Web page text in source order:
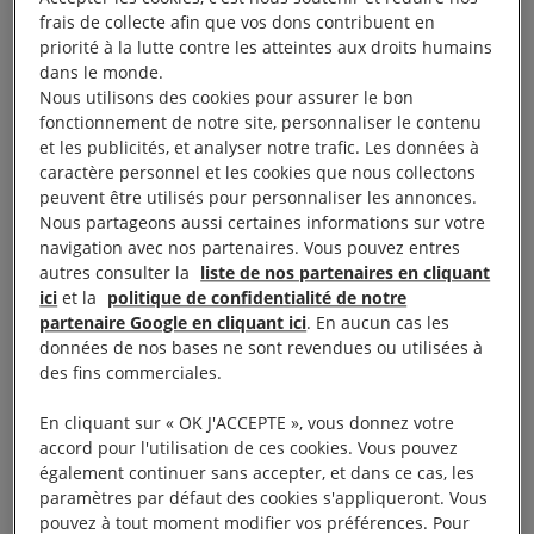
cachent des vies, des
personnes bien réelles qui ont
perdu leur foyer, leurs
proches et leurs moyens de
subsistance, et luttent pour
survivre face à la guerre,
mais aussi aux maladies et à
la famine qu’elle engendre
Tigere Chagutah, directeur régional pour l’Afrique de l’Est et
l’Afrique australe à Amnesty International
Trois années de conflit entre les Forces d’appui
rapide (FAR) et les Forces armées soudanaises
(FAS), ainsi que leurs alliés respectifs, ont engendré
frais de collecte afin que vos dons contribuent en
priorité à la lutte contre les atteintes aux droits humains
dans le monde.
Nous utilisons des cookies pour assurer le bon
fonctionnement de notre site, personnaliser le contenu
et les publicités, et analyser notre trafic. Les données à
caractère personnel et les cookies que nous collectons
peuvent être utilisés pour personnaliser les annonces.
Nous partageons aussi certaines informations sur votre
navigation avec nos partenaires. Vous pouvez entres
autres consulter la liste de nos partenaires en cliquant
ici et la politique de confidentialité de notre
partenaire Google en cliquant ici. En aucun cas les
données de nos bases ne sont revendues ou utilisées à
des fins commerciales.
En cliquant sur « OK J'ACCEPTE », vous donnez votre
accord pour l'utilisation de ces cookies. Vous pouvez
également continuer sans accepter, et dans ce cas, les
paramètres par défaut des cookies s'appliqueront. Vous
pouvez à tout moment modifier vos préférences. Pour